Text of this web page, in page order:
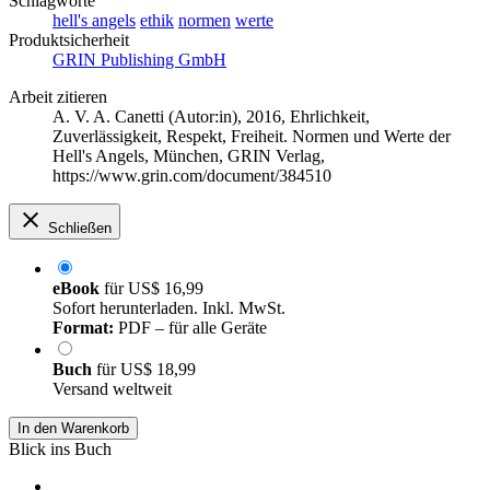
hell's angels ethik normen werte
Produktsicherheit
GRIN Publishing GmbH
Arbeit zitieren
A. V. A. Canetti (Autor:in), 2016, Ehrlichkeit,
Zuverlässigkeit, Respekt, Freiheit. Normen und Werte der
Hell's Angels, München, GRIN Verlag,
https://www.grin.com/document/384510
Schließen
eBook fürUS$ 16,99
Sofort herunterladen. Inkl. MwSt.
Format: PDF – für alle Geräte
Buch fürUS$ 18,99
Versand weltweit
In den Warenkorb
Blick ins Buch